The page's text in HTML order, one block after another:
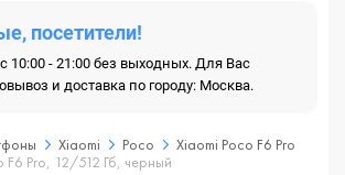
посетители!
10:00 - 21:00 без выходных. Для Вас
и доставка по городу: Москва.
Xiaomi Poco
Xiaomi Poco F6 Pro
Pro, 12/512 Гб, черный